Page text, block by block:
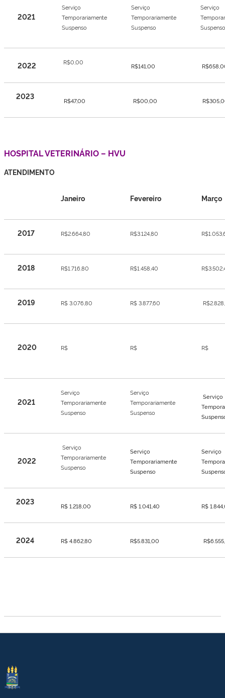
2021
Serviço
Temporariamente
Suspenso
Serviço
Temporariamente
Suspenso
Serviço
Suspenso
2022 R$0,00
R$141,00
2023
R$47,00 R$00,00
HOSPITAL VETERINÁRIO – HVU
ATENDIMENTO
Janeiro Fevereiro Março
2017 R$2.664,80 R$3.124,80
2018 R$1.716,80 R$1.458,40
2019 R$ 3.076,80 R$ 3.877,60
2020 R$ R$ R$
2021
Serviço
Temporariamente
Suspenso
Serviço
Temporariamente
Suspenso
Serviço
2022
Serviço
Temporariamente
Suspenso
Serviço
Temporariamente
Suspenso
Serviço
2023
R$ 1.218,00 R$ 1.041,40 R$
2024 R$ 4.862,80 R$5.831,00